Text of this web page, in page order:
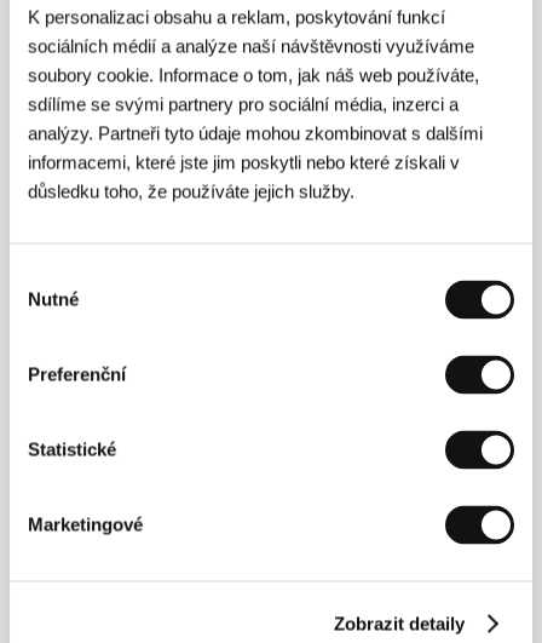
K personalizaci obsahu a reklam, poskytování funkcí
sociálních médií a analýze naší návštěvnosti využíváme
soubory cookie. Informace o tom, jak náš web používáte,
sdílíme se svými partnery pro sociální média, inzerci a
analýzy. Partneři tyto údaje mohou zkombinovat s dalšími
informacemi, které jste jim poskytli nebo které získali v
důsledku toho, že používáte jejich služby.
souhlasu
Nutné
Preferenční
Statistické
Marketingové
Zobrazit detaily
Francie
Tel: +33 629 835 108
info@alphaviolet.com
CinemArt, a.s.
Národní 60/28, 111 21, Praha 1
Česká republika
Tel: +420 224 949 110
E-mail:nikol.trojanova@cinemart.cz
Press kontakt
E-mail:medkova@p2m.cz